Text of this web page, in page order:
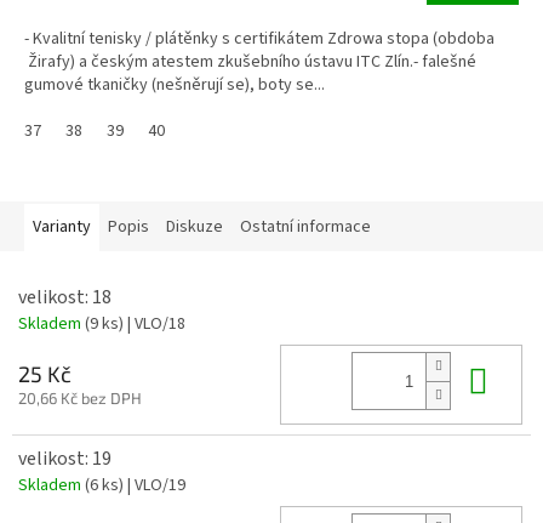
- Kvalitní tenisky / plátěnky s certifikátem Zdrowa stopa (obdoba
Žirafy) a českým atestem zkušebního ústavu ITC Zlín.- falešné
gumové tkaničky (nešněrují se), boty se...
37
38 39 40
Varianty Popis Diskuze Ostatní informace
velikost: 18
Skladem (9 ks) | VLO/18
25 Kč
20,66 Kč bez DPH
velikost: 19
Skladem (6 ks) | VLO/19